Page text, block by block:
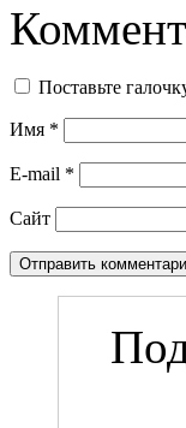
Поставьте
Имя *
E-mail *
Сайт